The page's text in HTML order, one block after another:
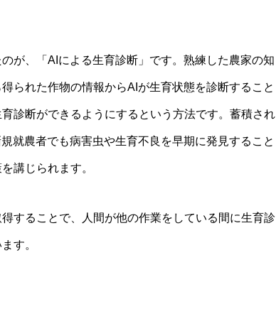
が、「AIによる生育診断」です。熟練した農家の知
られた作物の情報からAIが生育状態を診断すること
診断ができるようにするという方法です。蓄積され
就農者でも病害虫や生育不良を早期に発見すること
講じられます。
することで、人間が他の作業をしている間に生育診
す。